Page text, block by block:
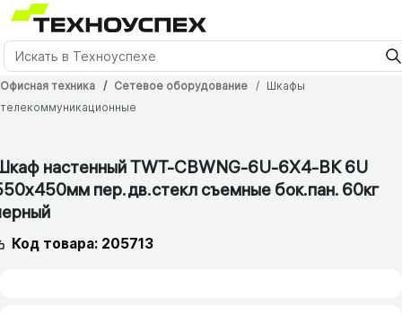
Офисная техника Сетевое оборудование
Шкафы
телекоммуникационные
настенный TWT-CBWNG-6U-6X4-BK 6U
пер.дв.стекл съемные бок.пан. 60кг
Код товара: 205713